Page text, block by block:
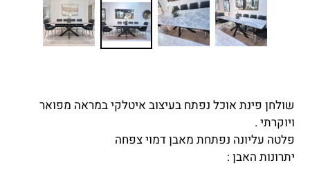
שולחן פינת אוכל נפתח בעיצוב איטלקי במראה מפואר
ויוקרתי .
פלטה עליונה נפתחת מאבן דמוי צפחה
יתרונות האבן :